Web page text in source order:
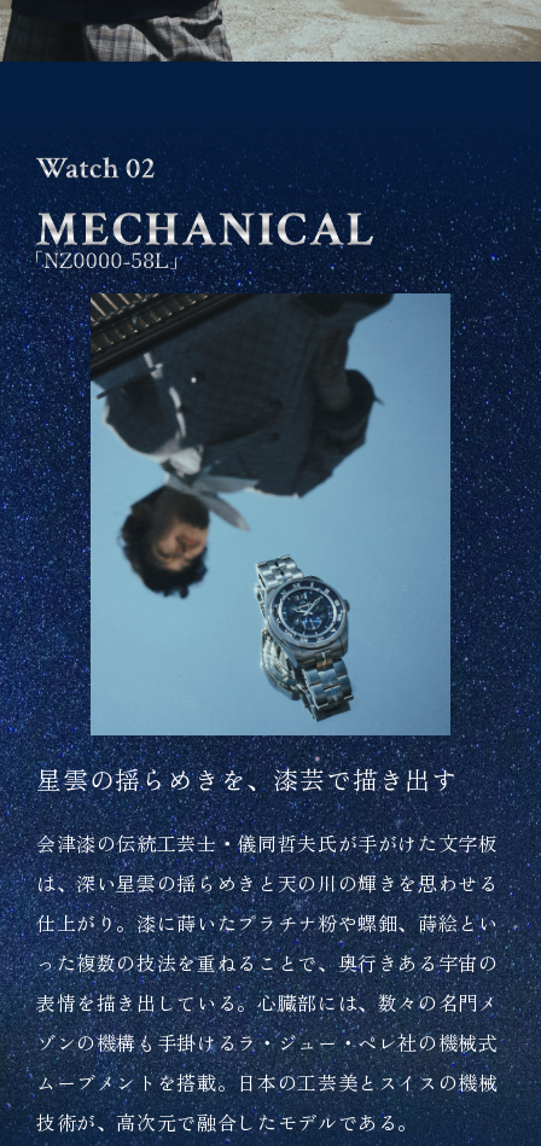
星雲の揺らめきを、漆芸で描き出す
会津漆の伝統工芸士・儀同哲夫氏が手がけた文字板
は、深い星雲の揺らめきと天の川の輝きを思わせる
仕上がり。漆に蒔いたプラチナ粉や螺鈿、蒔絵とい
った複数の技法を重ねることで、奥行きある宇宙の
表情を描き出している。心臓部には、数々の名門メ
ゾンの機構も手掛けるラ・ジュー・ペレ社の機械式
ムーブメントを搭載。日本の工芸美とスイスの機械
技術が、高次元で融合したモデルである。